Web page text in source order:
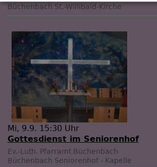
Büchenbach St.-Willibald-Kirche
Mi, 9.9. 15:30 Uhr
Gottesdienst im Seniorenhof
Ev.-Luth. Pfarramt Büchenbach
Büchenbach Seniorenhof - Kapelle